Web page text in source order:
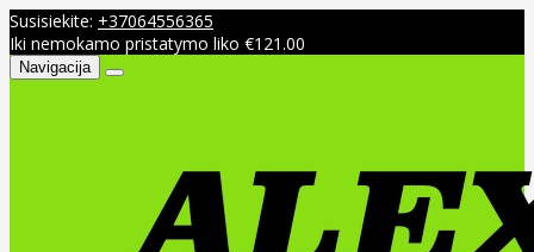
Susisiekite: +37064556365
Iki nemokamo pristatymo liko €121.00
Navigacija